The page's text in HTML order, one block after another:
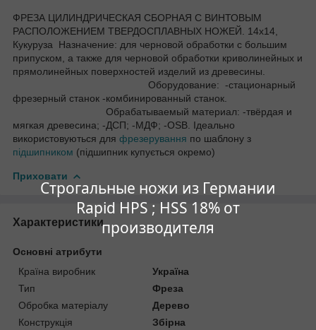
Строгальные ножи из Германии
Rapid HPS ; HSS 18% от
производителя
ФРЕЗА ЦИЛИНДРИЧЕСКАЯ СБОРНАЯ С ВИНТОВЫМ
РАСПОЛОЖЕНИЕМ ТВЕРДОСПЛАВНЫХ НОЖЕЙ. 14х14,
Кукуруза Назначение: для черновой обработки с большим
припуском, а также для черновой обработки криволинейных и
прямолинейных поверхностей изделий из древесины.
Оборудование: -стационарный
фрезерный станок -комбинированный станок.
Обрабатываемый материал: -твёрдая и
мягкая древесина; -ДСП; -МДФ; -OSB. Ідеально
використовуються для фрезерування по шаблону з
підшипником (підшипник купується окремо)
Приховати
Характеристики
Основні атрибути
Країна виробник
Україна
Тип
Фреза
Обробка матеріалу
Дерево
Конструкція
Збірна